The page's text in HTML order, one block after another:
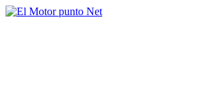
Saltar